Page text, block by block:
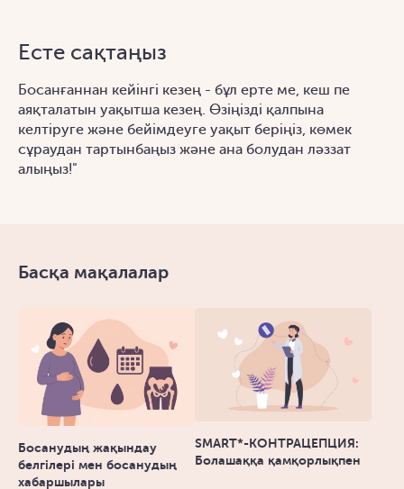
Есте сақтаңыз
Босанғаннан кейінгі кезең - бұл ерте ме, кеш пе
аяқталатын уақытша кезең. Өзіңізді қалпына
келтіруге және бейімдеуге уақыт беріңіз, көмек
сұраудан тартынбаңыз және ана болудан ләззат
алыңыз!"
Басқа мақалалар
Босанудың жақындау
белгілері мен босанудың
хабаршылары
SMART*-КОНТРАЦЕПЦИЯ:
Болашаққа қамқорлықпен